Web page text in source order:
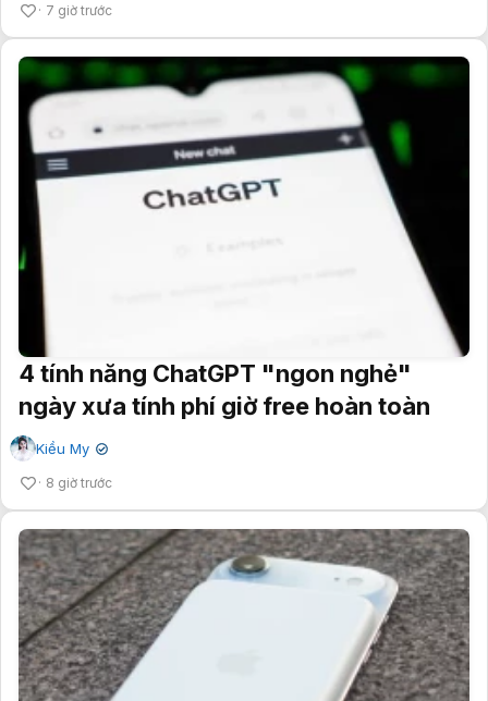
7 giờ trước
4 tính năng ChatGPT "ngon nghẻ"
ngày xưa tính phí giờ free hoàn toàn
Kiều My ✔
8 giờ trước